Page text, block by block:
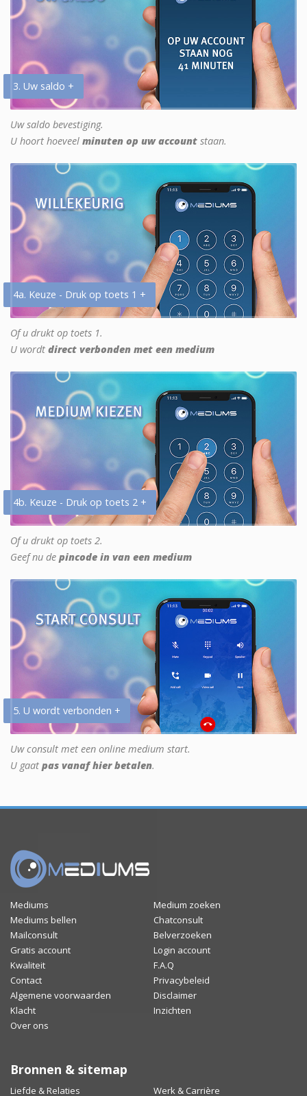
3. Uw saldo +
Uw saldo bevestiging.
U hoort hoeveel minuten op uw account staan.
4a. Keuze - Druk op toets 1 +
Of u drukt op toets 1.
U wordt direct verbonden met een medium
4b. Keuze - Druk op toets 2 +
Of u drukt op toets 2.
Geef nu de pincode in van een medium
5. U wordt verbonden +
Uw consult met een online medium start.
U gaat pas vanaf hier betalen.
Mediums
Medium zoeken
Mediums bellen
Chatconsult
Mailconsult
Belverzoeken
Gratis account
Login account
Kwaliteit
F.A.Q
Contact
Privacybeleid
Algemene voorwaarden
Disclaimer
Klacht
Inzichten
Over ons
Bronnen & sitemap
Liefde & Relaties Werk & Carrière